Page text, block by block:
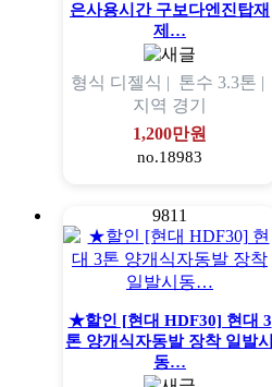
은사용시간 구보다엔진탑재
제…
형식 디젤식 | 톤수 3.3톤 |
지역 경기
1,200만원
no.18983
9811
★할인 [현대 HDF30] 현대 3
톤 양개식자동발 장착 일발시
동…